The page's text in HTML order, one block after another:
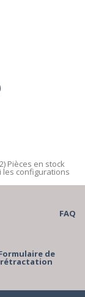
Pièces en stock
les configurations
FAQ
de
rétractation